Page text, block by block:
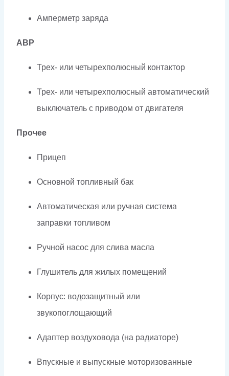
Амперметр заряда
АВР
Трех- или четырехполюсный контактор
Трех- или четырехполюсный автоматический
выключатель с приводом от двигателя
Прочее
Прицеп
Основной топливный бак
Автоматическая или ручная система
заправки топливом
Ручной насос для слива масла
Глушитель для жилых помещений
Корпус: водозащитный или
звукопоглощающий
Адаптер воздуховода (на радиаторе)
Впускные и выпускные моторизованные